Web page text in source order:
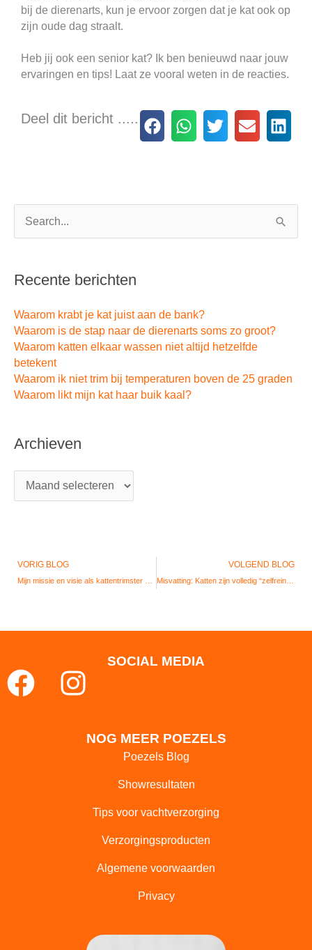
bij de dierenarts, kun je ervoor zorgen dat je kat ook op
zijn oude dag straalt.
Heb jij ook een senior kat? Ik ben benieuwd naar jouw
ervaringen en tips! Laat ze vooral weten in de reacties.
Deel dit bericht .....
Zoek
naar:
Recente berichten
Waarom krabt je kat juist aan de bank?
Waarom is de stap naar de dierenarts soms zo groot?
Waarom katten elkaar wassen niet altijd hetzelfde
betekent
Waarom ik niet trim bij temperaturen boven de 25 graden
Waarom likt mijn kat haar buik kaal?
Archieven
Vorige
VORIG BLOG VOLGEND BLOG
Misvatting: Katten zijn volledig “zelfreinigend”
SOCIAL MEDIA
F
I
NOG MEER POEZELS
Poezels Blog
Showresultaten
Tips voor vachtverzorging
Verzorgingsproducten
Algemene voorwaarden
Privacy